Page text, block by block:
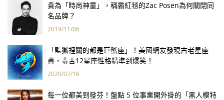
貴為「時尚神童」，稱霸紅毯的Zac Posen為何關閉同
名品牌？
2019/11/06
「監獄裡關的都是巨蟹座」！美國網友發現古老星座
書，毒舌12星座性格精準到爆笑！
2020/07/16
每一位都美到發芬！盤點 5 位事業開外掛的「黑人模特